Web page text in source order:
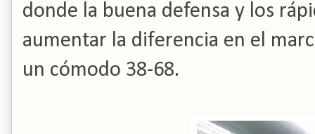
donde la buena defensa y los
aumentar la diferencia en el
un cómodo 38-68.